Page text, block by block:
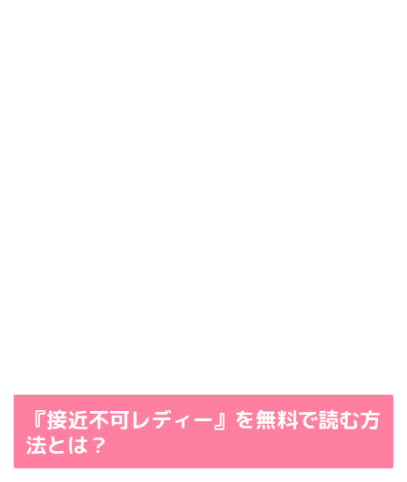
『接近不可レディー』を無料で読む方
法とは？